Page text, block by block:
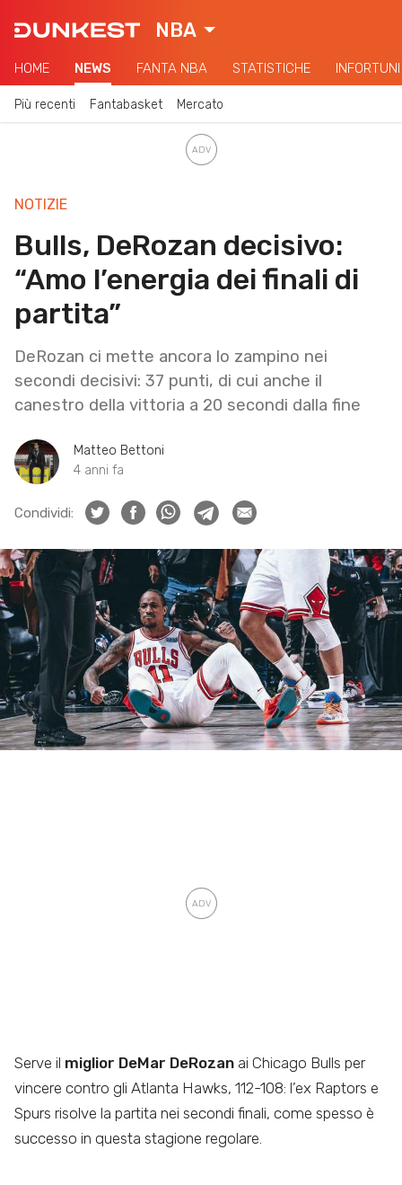
NBA
HOME NEWS FANTA NBA STATISTICHE INFORTUNI
Più recenti Fantabasket Mercato
NOTIZIE
Bulls, DeRozan decisivo:
“Amo l’energia dei finali di
partita”
DeRozan ci mette ancora lo zampino nei
secondi decisivi: 37 punti, di cui anche il
canestro della vittoria a 20 secondi dalla fine
Matteo Bettoni
4 anni fa
Condividi:
Serve il miglior DeMar DeRozan ai Chicago Bulls per
vincere contro gli Atlanta Hawks, 112-108: l’ex Raptors e
Spurs risolve la partita nei secondi finali, come spesso è
successo in questa stagione regolare.